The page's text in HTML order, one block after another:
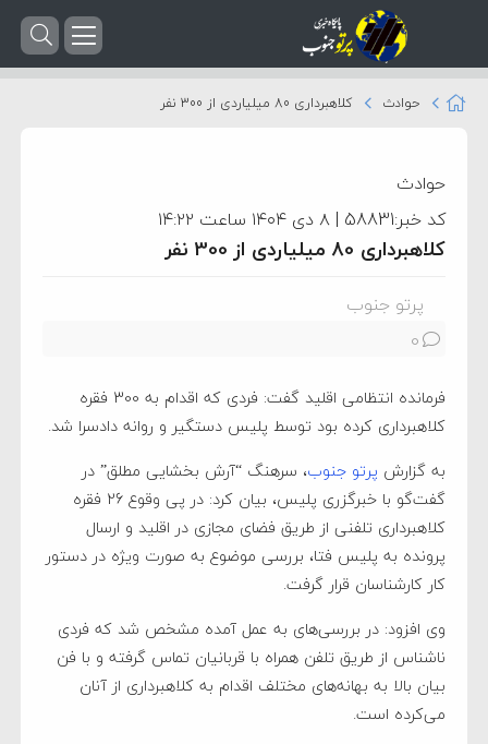
حوادث کلاهبرداری 80 میلیاردی از 300 نفر
حوادث
کد خبر:58831 | ۸ دی ۱۴۰۴ ساعت ۱۴:۲۲
کلاهبرداری 80 میلیاردی از 300 نفر
پرتو جنوب
0
فرمانده انتظامی اقلید گفت: فردی که اقدام به 300 فقره
کلاهبرداری کرده بود توسط پلیس دستگیر و روانه دادسرا شد.
به گزارش پرتو جنوب، سرهنگ “آرش بخشایی مطلق” در
گفت‌گو با خبرگزری پلیس، بیان کرد: در پی وقوع 26 فقره
کلاهبرداری تلفنی از طریق فضای مجازی در اقلید و ارسال
پرونده به پلیس فتا، بررسی موضوع به صورت ویژه در دستور
کار کارشناسان قرار گرفت.
وی افزود: در بررسی‌های به عمل آمده مشخص شد که فردی
ناشناس از طریق تلفن همراه با قربانیان تماس گرفته و با فن
بیان بالا به بهانه‌های مختلف اقدام به کلاهبرداری از آنان
می‌کرده است.